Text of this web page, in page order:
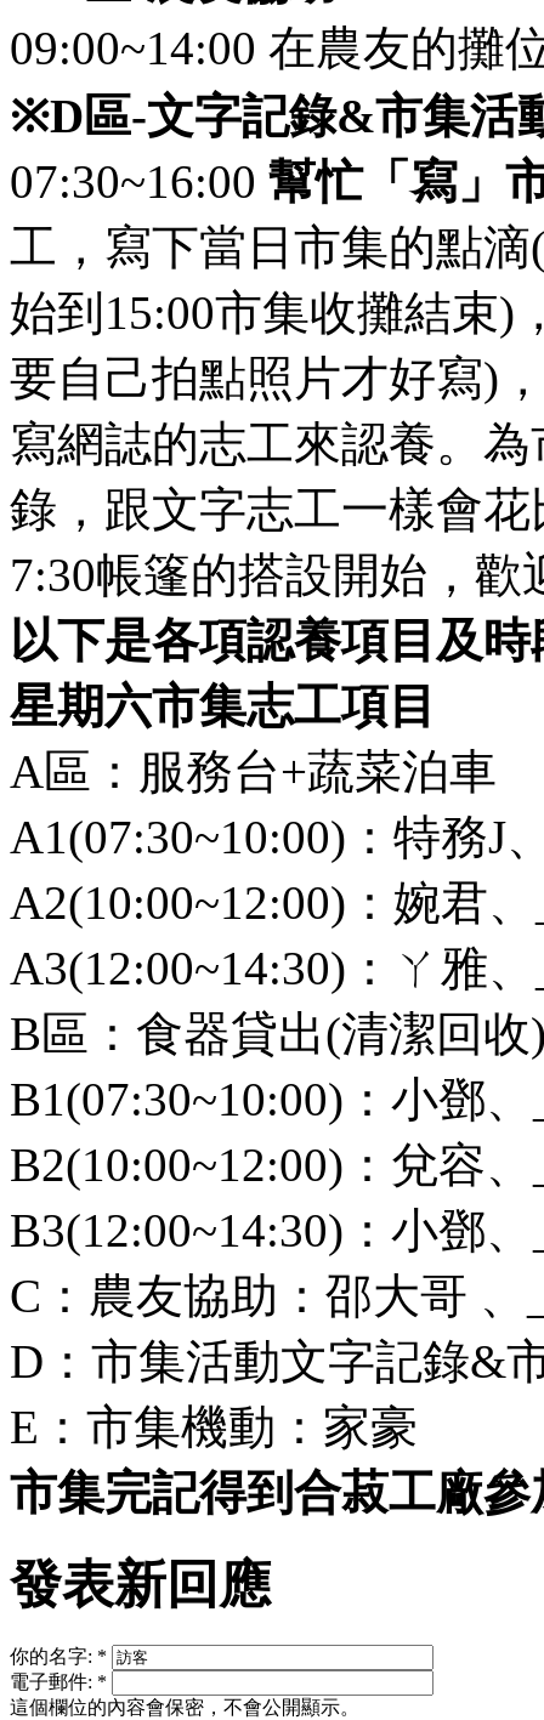
09:00~14:00 在農友的攤
※D區-文字記錄&市集活
07:30~16:00 幫忙「寫」
工，寫下當日市集的點
始到15:00市集收攤結束)
要自己拍點照片才好寫)
寫網誌的志工來認養。
錄，跟文字志工一樣會
7:30帳篷的搭設開始，
以下是各項認養項目及時
星期六市集志工項目
A區：服務台+蔬菜泊車
A1(07:30~10:00)：特務J
A2(10:00~12:00)：婉君、
A3(12:00~14:30)：ㄚ雅、
B區：食器貸出(清潔回
B1(07:30~10:00)：小鄧、
B2(10:00~12:00)：兌容
B3(12:00~14:30)：小鄧、
C：農友協助：邵大哥 、
D：市集活動文字記錄&
E：市集機動：家豪
市集完記得到合菽工廠
發表新回應
你的名字: *
電子郵件: *
這個欄位的內容會保密，不會公開顯示。